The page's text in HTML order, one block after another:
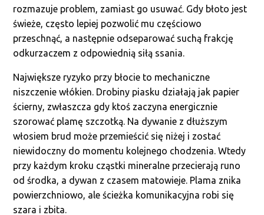
rozmazuje problem, zamiast go usuwać. Gdy błoto jest
świeże, często lepiej pozwolić mu częściowo
przeschnąć, a następnie odseparować suchą frakcję
odkurzaczem z odpowiednią siłą ssania.
Największe ryzyko przy błocie to mechaniczne
niszczenie włókien. Drobiny piasku działają jak papier
ścierny, zwłaszcza gdy ktoś zaczyna energicznie
szorować plamę szczotką. Na dywanie z dłuższym
włosiem brud może przemieścić się niżej i zostać
niewidoczny do momentu kolejnego chodzenia. Wtedy
przy każdym kroku cząstki mineralne przecierają runo
od środka, a dywan z czasem matowieje. Plama znika
powierzchniowo, ale ścieżka komunikacyjna robi się
szara i zbita.